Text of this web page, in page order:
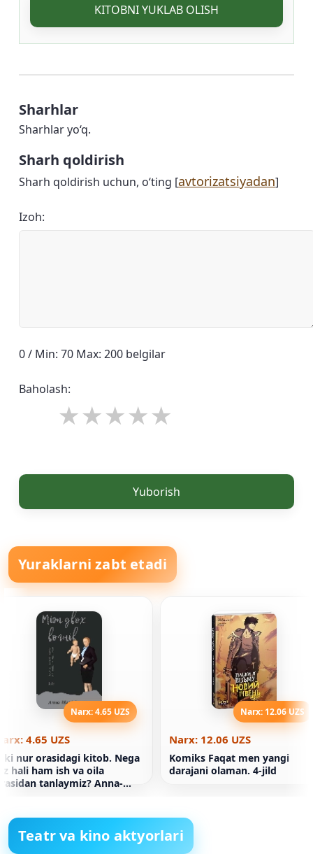
KITOBNI YUKLAB OLISH
Sharhlar
Sharhlar yo‘q.
Sharh qoldirish
Sharh qoldirish uchun, o‘ting [avtorizatsiyadan]
Izoh:
0 / Min: 70 Max: 200 belgilar
Baholash:
Yuborish
Yuraklarni zabt etadi
Narx: 4.65 UZS
4.65 UZS
nur orasidagi kitob. Nega
hali ham ish va oila
tanlaymiz? Anna-
Narx: 12.06 UZS
Narx: 12.06 UZS
Komiks Faqat men yangi
darajani olaman. 4-jild
Teatr va kino aktyorlari